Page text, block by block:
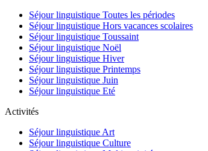
Séjour linguistique Toutes les périodes
Séjour linguistique Hors vacances scolaires
Séjour linguistique Toussaint
Séjour linguistique Noël
Séjour linguistique Hiver
Séjour linguistique Printemps
Séjour linguistique Juin
Séjour linguistique Eté
Activités
Séjour linguistique Art
Séjour linguistique Culture